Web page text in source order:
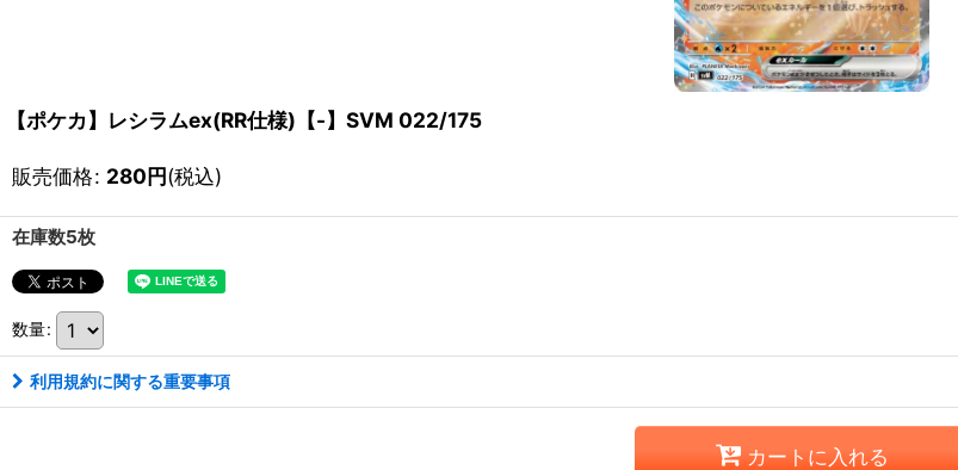
【ポケカ】レシラムex(RR仕様)【-】SVM 022/175
販売価格: 280円(税込)
在庫数5枚
数量:
利用規約に関する重要事項
カートに入れる